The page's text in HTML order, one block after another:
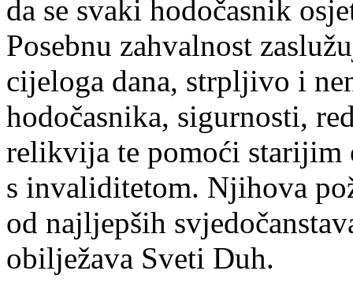
da se svaki hodočasnik
Posebnu zahvalnost
cijeloga dana, strpljivo i
hodočasnika, sigurnosti,
relikvija te pomoći starijim
s invaliditetom. Njihova
od najljepših
obilježava Sveti Duh.